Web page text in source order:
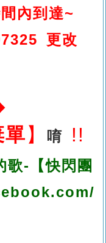
內到達~
325 更改
單】 唷 !!
歌-
【快閃團